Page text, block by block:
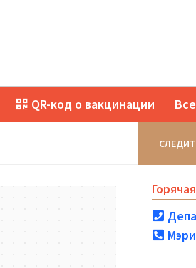
QR-код о вакцинации